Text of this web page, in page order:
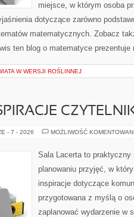
miejsce, w którym osoba
dotyczące zarówno
matematycznych. Zobacz
ten blog o matematyce
W WERSJI ROŚLINNEJ
- 7 - 2026 MOŻLIWOŚĆ
Sala Lacerta to praktyczny
planowaniu przyjęć, w
inspiracje dotyczące
przygotowana z myślą o
zaplanować wydarzenie w